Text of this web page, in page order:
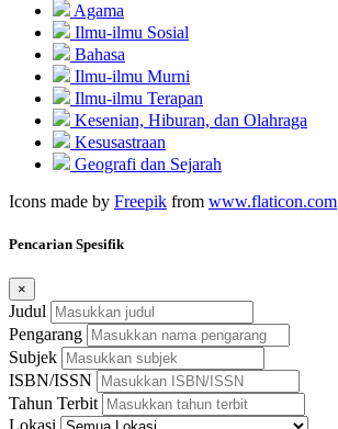
Agama
Ilmu-ilmu Sosial
Bahasa
Ilmu-ilmu Murni
Ilmu-ilmu Terapan
Kesenian, Hiburan, dan Olahraga
Kesusastraan
Geografi dan Sejarah
Icons made by Freepik from www.flaticon.com
Pencarian Spesifik
×
Judul
Pengarang
Subjek
ISBN/ISSN
Tahun Terbit